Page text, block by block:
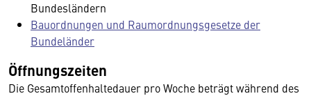
Bundesländern
Bauordnungen und Raumordnungsgesetze der
Bundeländer
Öffnungszeiten
Die Gesamtoffenhaltedauer pro Woche beträgt während des